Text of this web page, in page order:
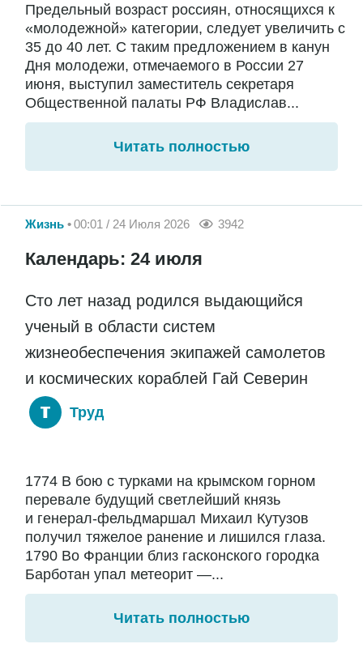
Предельный возраст россиян, относящихся к
«молодежной» категории, следует увеличить с
35 до 40 лет. С таким предложением в канун
Дня молодежи, отмечаемого в России 27
июня, выступил заместитель секретаря
Общественной палаты РФ Владислав...
Читать полностью
Жизнь 00:01 / 24 Июля 2026 3942
Календарь: 24 июля
Сто лет назад родился выдающийся
ученый в области систем
жизнеобеспечения экипажей самолетов
и космических кораблей Гай Северин
Труд
1774 В бою с турками на крымском горном
перевале будущий светлейший князь
и генерал-фельдмаршал Михаил Кутузов
получил тяжелое ранение и лишился глаза.
1790 Во Франции близ гасконского городка
Барботан упал метеорит —...
Читать полностью